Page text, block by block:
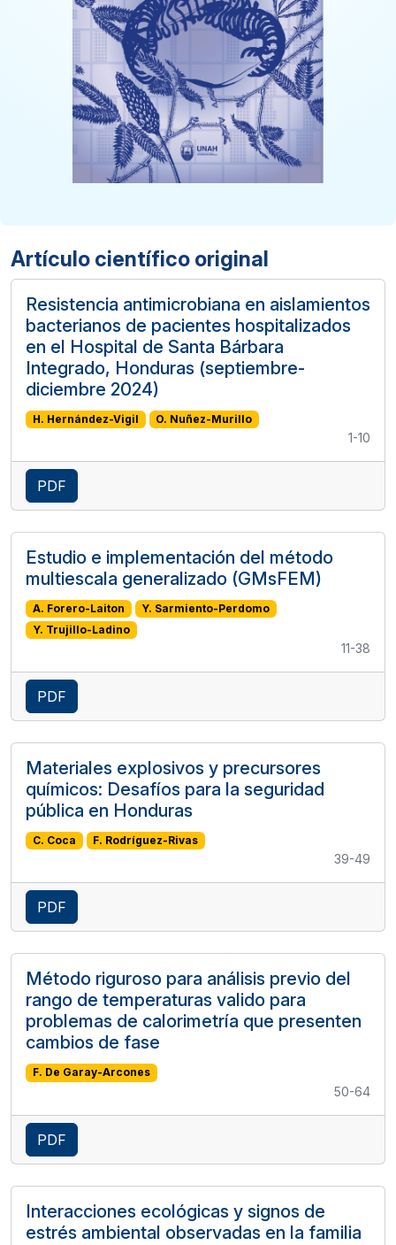
Artículo científico original
Resistencia antimicrobiana en aislamientos
bacterianos de pacientes hospitalizados
en el Hospital de Santa Bárbara
Integrado, Honduras (septiembre-
diciembre 2024)
H. Hernández-Vigil O. Nuñez-Murillo
1-10
PDF
Estudio e implementación del método
multiescala generalizado (GMsFEM)
A. Forero-Laiton
Y. Sarmiento-Perdomo
Y. Trujillo-Ladino
11-38
PDF
Materiales explosivos y precursores
químicos: Desafíos para la seguridad
pública en Honduras
C. Coca F. Rodríguez-Rivas
39-49
PDF
Método riguroso para análisis previo del
rango de temperaturas valido para
problemas de calorimetría que presenten
cambios de fase
F. De Garay-Arcones
50-64
PDF
Interacciones ecológicas y signos de
estrés ambiental observadas en la familia